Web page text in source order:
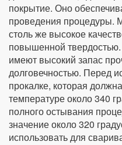
покрытие. Оно
проведения процедуры.
столь же высокое
повышенной
имеют высокий запас
долговечностью. Перед
прокалке, которая
температуре около 340
полного остывания
значение около 320
использовать для